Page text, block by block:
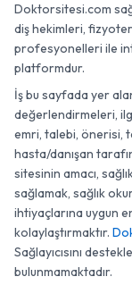
Doktorsitesi.com
diş hekimleri,
profesyonelleri ile
platformdur.
İş bu sayfada yer
değerlendirmeleri,
emri, talebi, önerisi,
hasta/danışan
sitesinin amacı,
sağlamak, sağlık
ihtiyaçlarına uygun
kolaylaştırmaktır.
Sağlayıcısını
bulunmamaktadır.